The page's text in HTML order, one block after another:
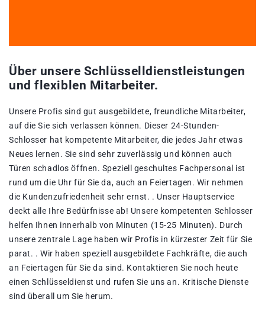
Über unsere Schlüsselldienstleistungen
und flexiblen Mitarbeiter.
Unsere Profis sind gut ausgebildete, freundliche Mitarbeiter,
auf die Sie sich verlassen können. Dieser 24-Stunden-
Schlosser hat kompetente Mitarbeiter, die jedes Jahr etwas
Neues lernen. Sie sind sehr zuverlässig und können auch
Türen schadlos öffnen. Speziell geschultes Fachpersonal ist
rund um die Uhr für Sie da, auch an Feiertagen. Wir nehmen
die Kundenzufriedenheit sehr ernst. . Unser Hauptservice
deckt alle Ihre Bedürfnisse ab! Unsere kompetenten Schlosser
helfen Ihnen innerhalb von Minuten (15-25 Minuten). Durch
unsere zentrale Lage haben wir Profis in kürzester Zeit für Sie
parat. . Wir haben speziell ausgebildete Fachkräfte, die auch
an Feiertagen für Sie da sind. Kontaktieren Sie noch heute
einen Schlüsseldienst und rufen Sie uns an. Kritische Dienste
sind überall um Sie herum.